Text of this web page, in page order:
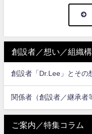
創設者／想い／組織
創設者「Dr.Lee」とその
関係者（創設者／継承者
ご案内／特集コラム